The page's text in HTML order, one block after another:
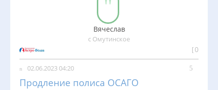
Вячеслав
с Омутинское
0
02.06.2023 04:20
Продление полиса ОСАГО